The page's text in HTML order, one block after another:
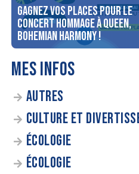
Gagnez vos places pour le
concert Hommage à Queen,
Bohemian Harmony !
MES INFOS
AUTRES
CULTURE ET
ÉCOLOGIE
ÉCOLOGIE